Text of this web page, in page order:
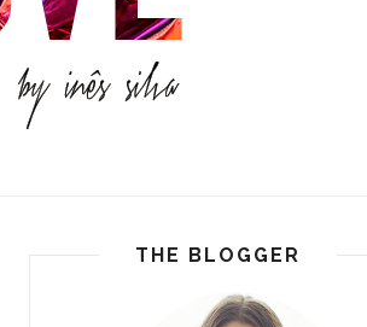
THE BLOGGER